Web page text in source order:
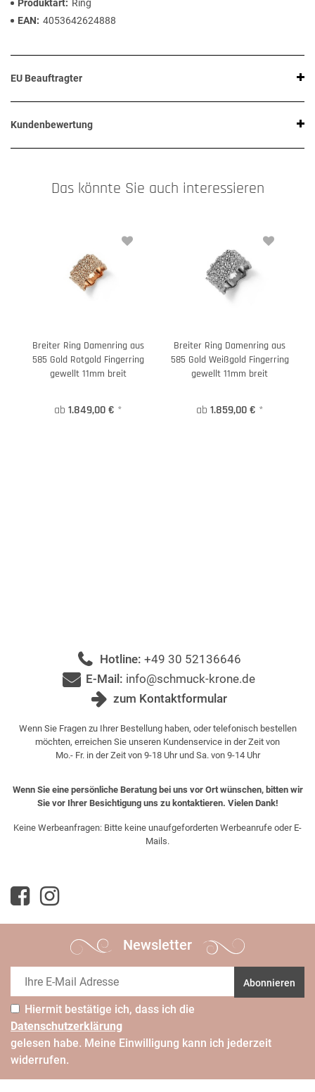
Produktart
Ring
EAN
4053642624888
EU Beauftragter
Kundenbewertung
Das könnte Sie auch interessieren
Breiter Ring Damenring aus
585 Gold Rotgold Fingerring
gewellt 11mm breit
ab 1.849,00 € *
Breiter Ring Damenring aus
585 Gold Weißgold Fingerring
gewellt 11mm breit
ab 1.859,00 € *
Hotline: +49 30 52136646
E-Mail: info@schmuck-krone.de
zum Kontaktformular
Wenn Sie Fragen zu Ihrer Bestellung haben, oder telefonisch bestellen
möchten, erreichen Sie unseren Kundenservice in der Zeit von
Mo.- Fr. in der Zeit von 9-18 Uhr und Sa. von 9-14 Uhr
Wenn Sie eine persönliche Beratung bei uns vor Ort wünschen, bitten wir
Sie vor Ihrer Besichtigung uns zu kontaktieren. Vielen Dank!
Keine Werbeanfragen: Bitte keine unaufgeforderten Werbeanrufe oder E-
Mails.
Newsletter
Abonnieren
Hiermit bestätige ich, dass ich die
Daten­schutz­erklärung
gelesen habe. Meine Einwilligung kann ich jederzeit
widerrufen.